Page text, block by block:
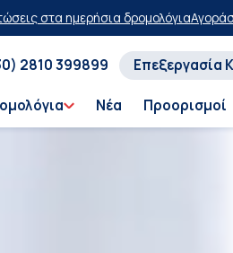
Αγοράστε τώρα, πληρώστε
2810 399899 Επεξεργασία
Νέα Προορισμοί